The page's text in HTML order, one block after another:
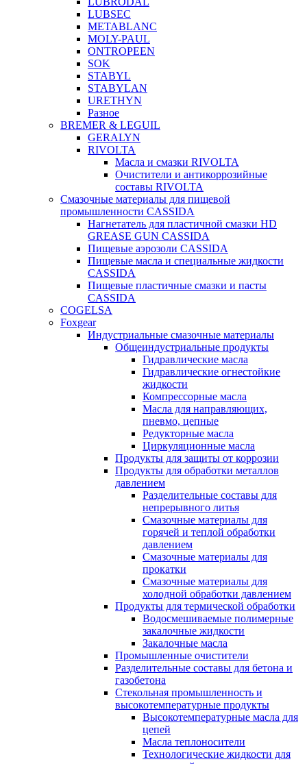
LUBSEC
METABLANC
MOLY-PAUL
ONTROPEEN
SOK
STABYL
STABYLAN
URETHYN
Разное
BREMER & LEGUIL
GERALYN
RIVOLTA
Масла и смазки RIVOLTA
Очистители и антикоррозийные
составы RIVOLTA
Смазочные материалы для пищевой
промышленности CASSIDA
Нагнетатель для пластичной смазки HD
GREASE GUN CASSIDA
Пищевые аэрозоли CASSIDA
Пищевые масла и специальные жидкости
CASSIDA
Пищевые пластичные смазки и пасты
CASSIDA
COGELSA
Foxgear
Индустриальные смазочные материалы
Общеиндустриальные продукты
Гидравлические масла
Гидравлические огнестойкие
жидкости
Компрессорные масла
Масла для направляющих,
пневмо, цепные
Редукторные масла
Циркуляционные масла
Продукты для защиты от коррозии
Продукты для обработки металлов
давлением
Разделительные составы для
непрерывного литья
Смазочные материалы для
горячей и теплой обработки
давлением
Смазочные материалы для
прокатки
Смазочные материалы для
холодной обработки давлением
Продукты для термической обработки
Водосмешиваемые полимерные
закалочные жидкости
Закалочные масла
Промышленные очистители
Разделительные составы для бетона и
газобетона
Стекольная промышленность и
высокотемпературные продукты
Высокотемпературные масла для
цепей
Масла теплоносители
Технологические жидкости для